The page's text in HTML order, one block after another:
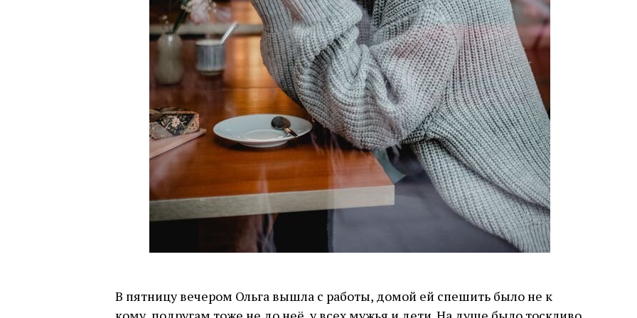
В пятницу вечером Ольга вышла с работы, домой ей спешить было не к